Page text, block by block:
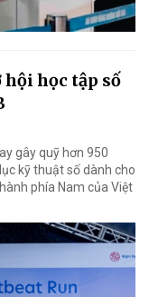
hội học tập số
gây quỹ hơn 950
kỹ thuật số dành cho
phía Nam của Việt